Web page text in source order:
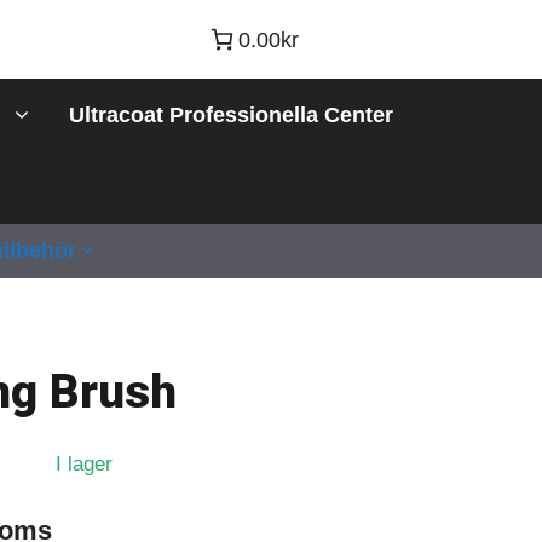
0.00kr
Ultracoat Professionella Center
Brush
I lager